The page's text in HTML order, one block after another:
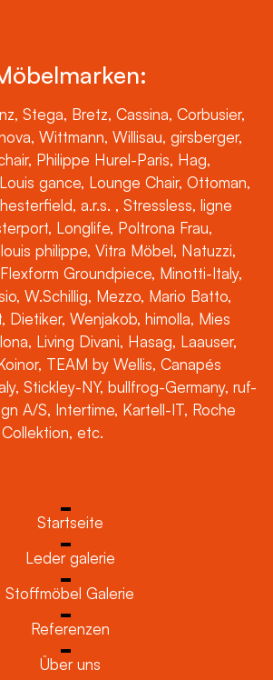
Stega, Bretz, Cassina, Corbusier,
Wittmann, Willisau, girsberger,
Philippe Hurel-Paris, Hag,
gance, Lounge Chair, Ottoman,
a.r.s. , Stressless, ligne
Longlife, Poltrona Frau,
philippe, Vitra Möbel, Natuzzi,
Groundpiece, Minotti-Italy,
W.Schillig, Mezzo, Mario Batto,
Dietiker, Wenjakob, himolla, Mies
Living Divani, Hasag, Laauser,
TEAM by Wellis, Canapés
Stickley-NY, bullfrog-Germany, ruf-
A/S, Intertime, Kartell-IT, Roche
etc.
Startseite
Leder galerie
Stoffmöbel Galerie
Referenzen
Über uns